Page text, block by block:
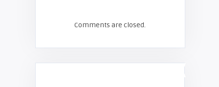
Comments are closed.